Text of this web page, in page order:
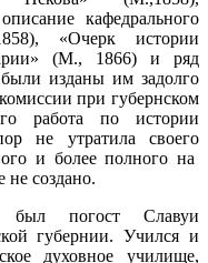
кафедрального
«Очерк истории
(М., 1866) и ряд
изданы им задолго
при губернском
работа по истории
не утратила своего
и более полного на
не создано.
погост Славуи
губернии. Учился и
духовное училище,